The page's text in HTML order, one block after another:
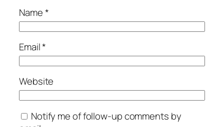
Name*
Email*
Website
Notify me of follow-up comments by